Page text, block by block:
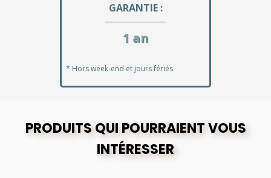
GARANTIE :
1 an
* Hors week-end et jours fériés
PRODUITS QUI POURRAIENT VOUS
INTÉRESSER